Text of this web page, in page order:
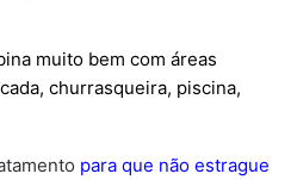
muito bem com áreas
churrasqueira, piscina,
para que não estrague